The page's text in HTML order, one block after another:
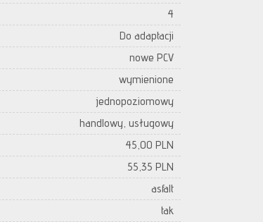
4
Do adaptacji
nowe PCV
wymienione
jednopoziomowy
handlowy, usługowy
45,00 PLN
55,35 PLN
asfalt
tak